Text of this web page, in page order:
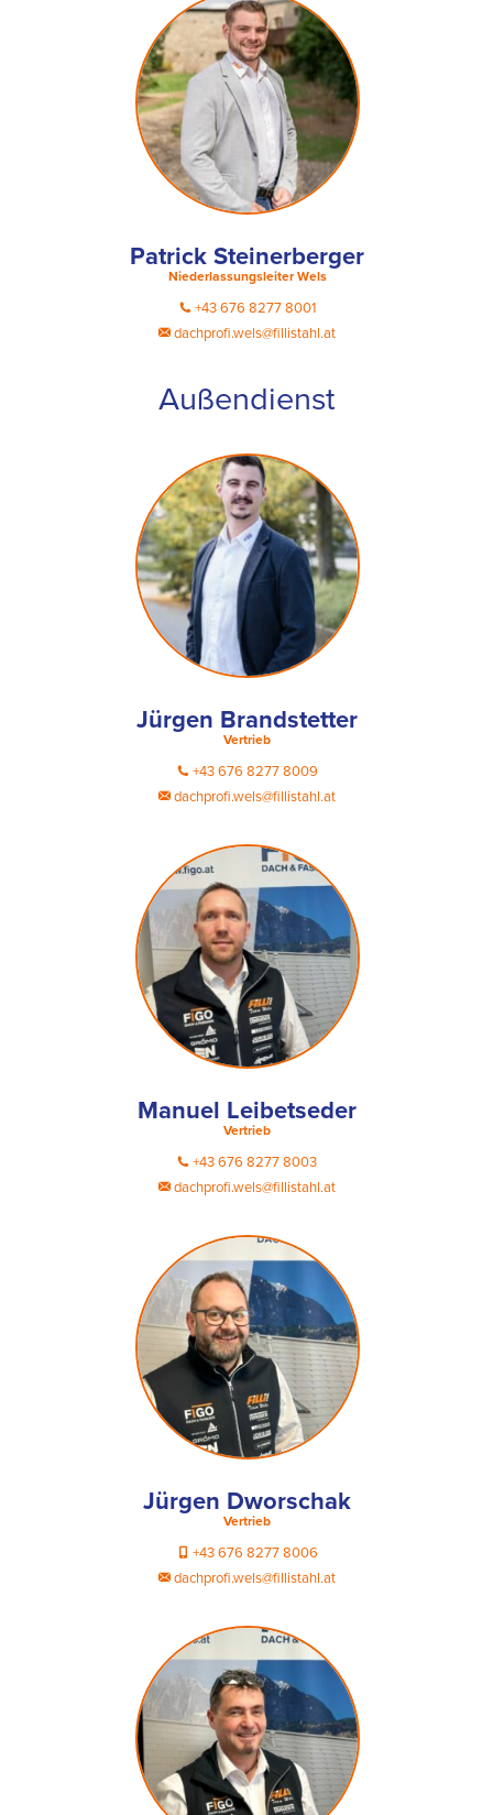
Patrick Steinerberger
Niederlassungsleiter Wels
+43 676 8277 8001
dachprofi.wels@fillistahl.at
Außendienst
Jürgen Brandstetter
Vertrieb
+43 676 8277 8009
dachprofi.wels@fillistahl.at
Manuel Leibetseder
Vertrieb
+43 676 8277 8003
dachprofi.wels@fillistahl.at
Jürgen Dworschak
Vertrieb
+43 676 8277 8006
dachprofi.wels@fillistahl.at